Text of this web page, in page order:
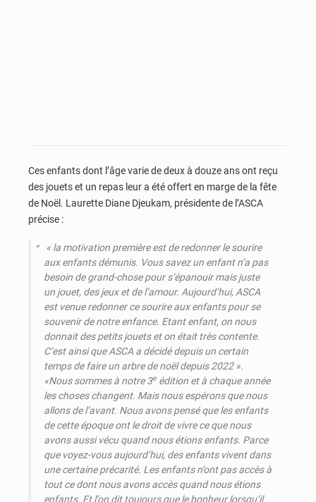
Ces enfants dont l’âge varie de deux à douze ans ont reçu
des jouets et un repas leur a été offert en marge de la fête
de Noël. Laurette Diane Djeukam, présidente de l’ASCA
précise :
« la motivation première est de redonner le sourire
aux enfants démunis. Vous savez un enfant n’a pas
besoin de grand-chose pour s’épanouir mais juste
un jouet, des jeux et de l’amour. Aujourd’hui, ASCA
est venue redonner ce sourire aux enfants pour se
souvenir de notre enfance. Etant enfant, on nous
donnait des petits jouets et on était très contente.
C’est ainsi que ASCA a décidé depuis un certain
temps de faire un arbre de noël depuis 2022 ».
«Nous sommes à notre 3e édition et à chaque année
les choses changent. Mais nous espérons que nous
allons de l’avant. Nous avons pensé que les enfants
de cette époque ont le droit de vivre ce que nous
avons aussi vécu quand nous étions enfants. Parce
que voyez-vous aujourd’hui, des enfants vivent dans
une certaine précarité. Les enfants n’ont pas accès à
tout ce dont nous avons accès quand nous étions
enfants. Et l’on dit toujours que le bonheur lorsqu’il